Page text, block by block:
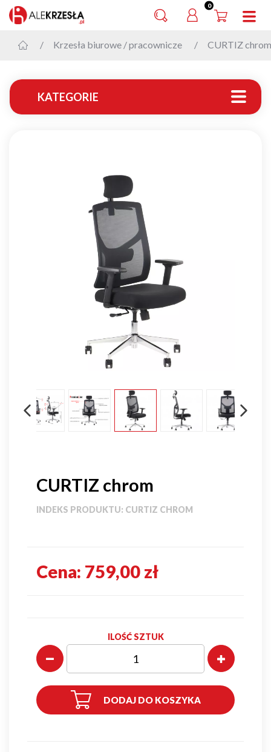
0
Krzesła biurowe / pracownicze CURTIZ chrom
KATEGORIE
CURTIZ chrom
INDEKS PRODUKTU: CURTIZ CHROM
Cena: 759,00 zł
ILOŚĆ SZTUK
DODAJ DO KOSZYKA